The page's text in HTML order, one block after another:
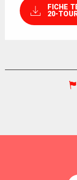
FICHE
20-